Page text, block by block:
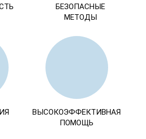
БЕЗОПАСНЫЕ
МЕТОДЫ
ВЫСОКОЭФФЕКТИВНАЯ
ПОМОЩЬ